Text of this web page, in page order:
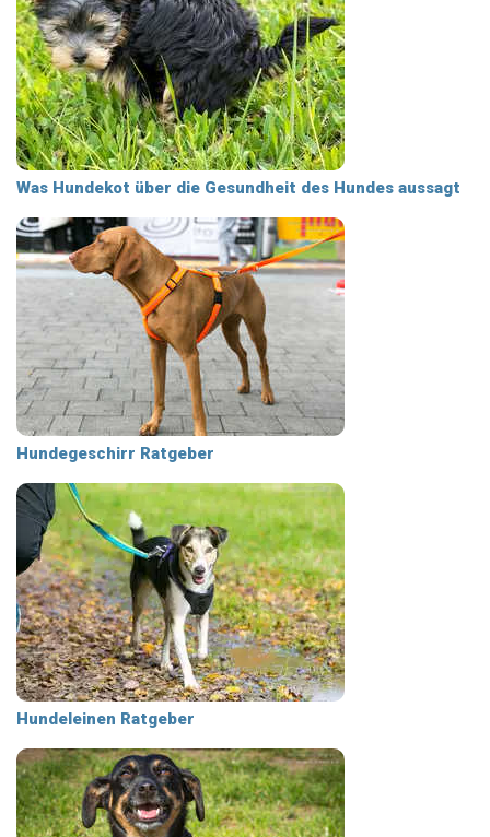
Was Hundekot über die Gesundheit des Hundes aussagt
Hundegeschirr Ratgeber
Hundeleinen Ratgeber